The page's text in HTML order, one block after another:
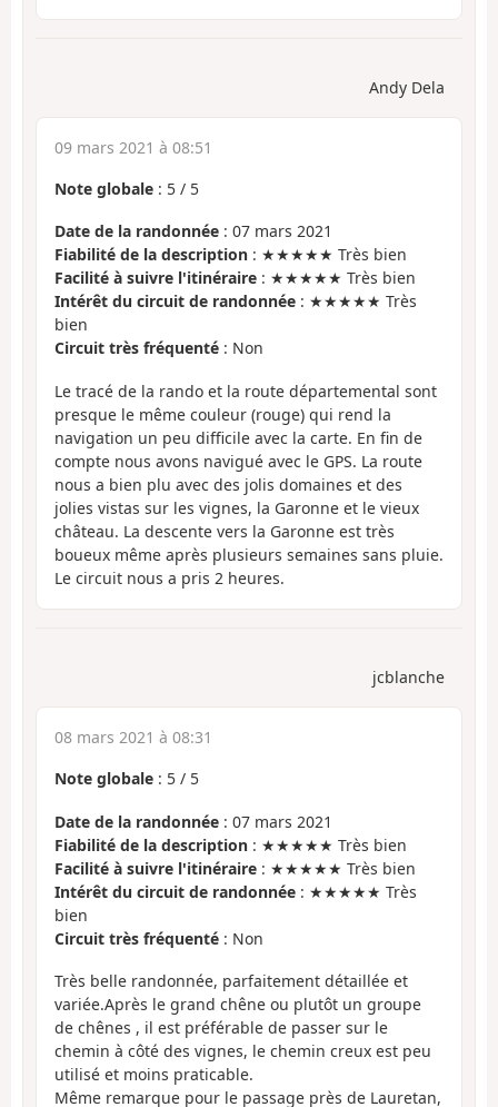
Andy Dela
09 mars 2021 à 08:51
Note globale : 5 / 5
Date de la randonnée : 07 mars 2021
Fiabilité de la description : ★★★★★ Très bien
Facilité à suivre l'itinéraire : ★★★★★ Très bien
Intérêt du circuit de randonnée : ★★★★★ Très
bien
Circuit très fréquenté : Non
Le tracé de la rando et la route départemental sont
presque le même couleur (rouge) qui rend la
navigation un peu difficile avec la carte. En fin de
compte nous avons navigué avec le GPS. La route
nous a bien plu avec des jolis domaines et des
jolies vistas sur les vignes, la Garonne et le vieux
château. La descente vers la Garonne est très
boueux même après plusieurs semaines sans pluie.
Le circuit nous a pris 2 heures.
jcblanche
08 mars 2021 à 08:31
Note globale : 5 / 5
Date de la randonnée : 07 mars 2021
Fiabilité de la description : ★★★★★ Très bien
Facilité à suivre l'itinéraire : ★★★★★ Très bien
Intérêt du circuit de randonnée : ★★★★★ Très
bien
Circuit très fréquenté : Non
Très belle randonnée, parfaitement détaillée et
variée.Après le grand chêne ou plutôt un groupe
de chênes , il est préférable de passer sur le
chemin à côté des vignes, le chemin creux est peu
utilisé et moins praticable.
Même remarque pour le passage près de Lauretan,